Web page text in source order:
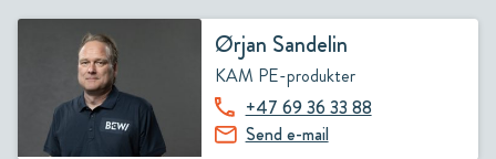
Ørjan Sandelin
KAM PE-produkter
+47 69 36 33 88
Send e-mail